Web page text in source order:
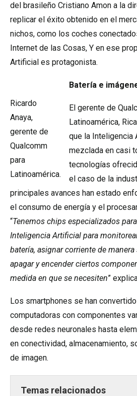
del brasileño Cristiano Amon a la
replicar el éxito obtenido en el
nichos, como los coches
Internet de las Cosas, Y en ese
Artificial es protagonista.
Ricardo
Anaya,
gerente de
Qualcomm
para
Latinoamérica.
Batería e
El gerente de
Latinoamérica,
que la Inteligencia
mezclada en casi
tecnologías
el caso de la
principales avances han estado
el consumo de energía y el
“Tenemos chips especializados
Inteligencia Artificial para
batería, asignar corriente de
apagar y encender ciertos
medida en que se necesiten”
Los smartphones se han
computadoras con componentes
desde redes neuronales hasta
en conectividad, almacenamiento,
de imagen.
Temas relacionados